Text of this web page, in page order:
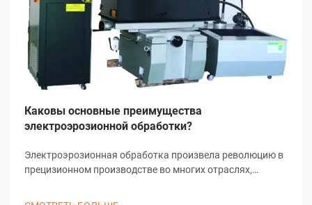
Каковы основные преимущества
электроэрозионной обработки?
Электроэрозионная обработка произвела революцию в
прецизионном производстве во многих отраслях,